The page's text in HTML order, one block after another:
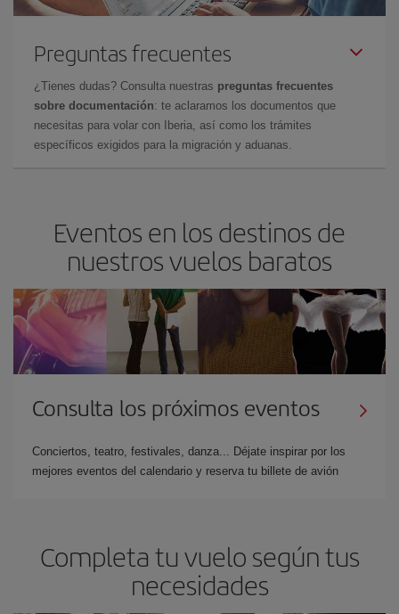
Preguntas frecuentes
¿Tienes dudas? Consulta nuestras preguntas frecuentes
sobre documentación: te aclaramos los documentos que
necesitas para volar con Iberia, así como los trámites
específicos exigidos para la migración y aduanas.
Eventos en los destinos de
nuestros vuelos baratos
Consulta los próximos eventos
Conciertos, teatro, festivales, danza... Déjate inspirar por los
mejores eventos del calendario y reserva tu billete de avión
Completa tu vuelo según tus
necesidades